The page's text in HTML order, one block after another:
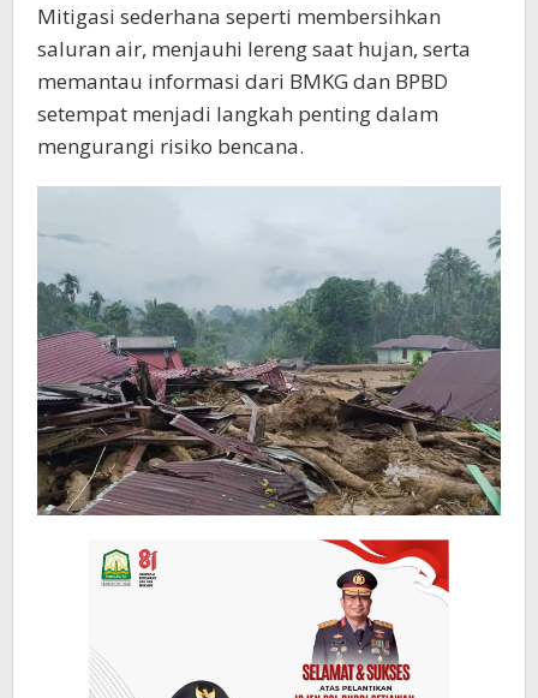
Mitigasi sederhana seperti membersihkan
saluran air, menjauhi lereng saat hujan, serta
memantau informasi dari BMKG dan BPBD
setempat menjadi langkah penting dalam
mengurangi risiko bencana.